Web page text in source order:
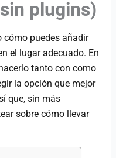
plugins)
cómo puedes añadir
el lugar adecuado. En
tanto con como
la opción que mejor
que, sin más
sobre cómo llevar